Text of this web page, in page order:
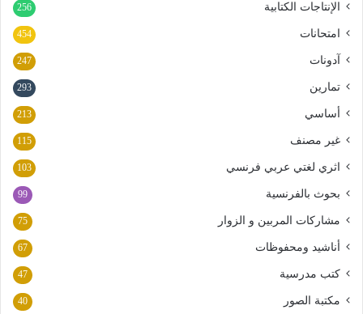
الإنتاجات الكتابية 256
امتحانات 454
آدونات 247
تمارين 293
أساسي 213
غير مصنف 115
اثري لغتي عربي فرنسي 103
بحوث بالفرنسية 99
مشاركات المربين و الزوار 75
أناشيد ومحفوظات 67
كتب مدرسية 47
مكتبة الصور 40